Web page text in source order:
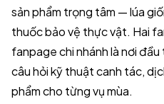
sản phẩm trọng tâm — lúa
thuốc bảo vệ thực vật. Hai
fanpage chi nhánh là nơi
câu hỏi kỹ thuật canh tác,
phẩm cho từng vụ mùa.